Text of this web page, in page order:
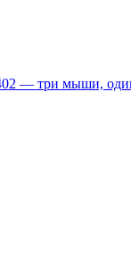
— три мыши,